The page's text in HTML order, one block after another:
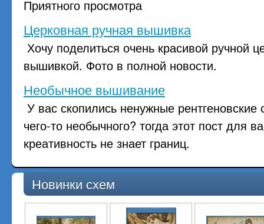
Приятного просмотра
Церковная ручная вышивка
Хочу поделиться очень красивой ручной
вышивкой. Фото в полной новости.
Необычное вышивание
У вас скопились ненужные рентгеновские
чего-то необычного? тогда этот пост для
креативность не знает границ.
Новинки схем